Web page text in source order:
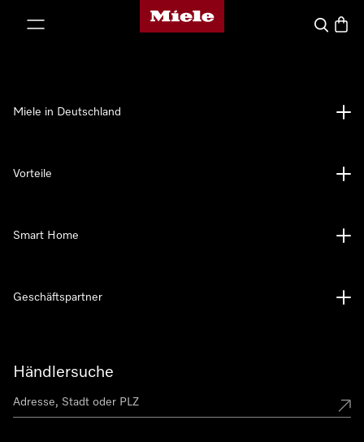
Miele-Homepage
Suche
Händlersuche
Miele in Deutschland
Vorteile
Smart Home
Geschäftspartner